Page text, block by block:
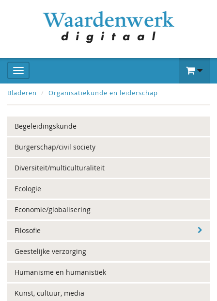
Bladeren Organisatiekunde en leiderschap
Begeleidingskunde
Burgerschap/civil society
Diversiteit/multiculturaliteit
Ecologie
Economie/globalisering
Filosofie
Geestelijke verzorging
Humanisme en humanistiek
Kunst, cultuur, media